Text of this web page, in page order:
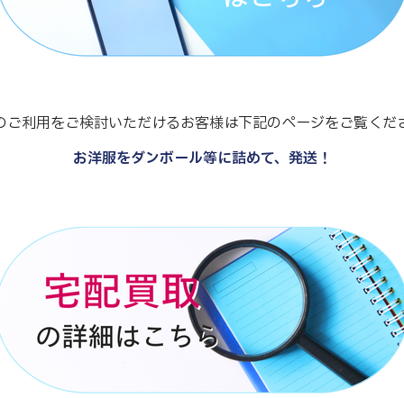
ご利用をご検討いただけるお客様は下記のページをご覧くだ
お洋服をダンボール等に詰めて、発送！